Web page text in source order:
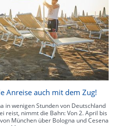
Anreise auch mit dem Zug!
in wenigen Stunden von Deutschland
reist, nimmt die Bahn: Von 2. April bis
München über Bologna und Cesena